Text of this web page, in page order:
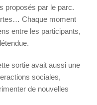
proposés par le parc.
Chaque moment
entre les participants,
sortie avait aussi une
sociales,
de nouvelles